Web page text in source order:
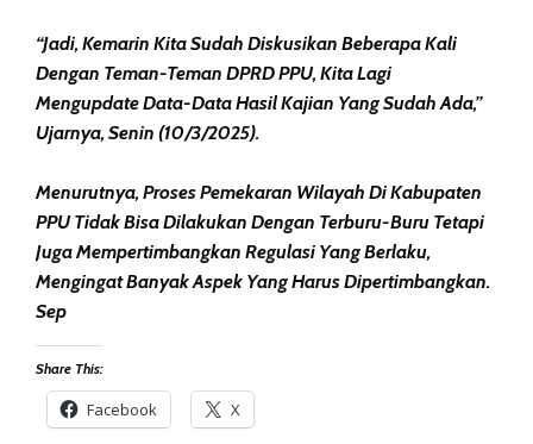
“Jadi, Kemarin Kita Sudah Diskusikan Beberapa Kali
Dengan Teman-Teman DPRD PPU, Kita Lagi
Mengupdate Data-Data Hasil Kajian Yang Sudah Ada,”
Ujarnya, Senin (10/3/2025).
Menurutnya, Proses Pemekaran Wilayah Di Kabupaten
PPU Tidak Bisa Dilakukan Dengan Terburu-Buru Tetapi
Juga Mempertimbangkan Regulasi Yang Berlaku,
Mengingat Banyak Aspek Yang Harus Dipertimbangkan.
Sep
Share This:
Facebook X